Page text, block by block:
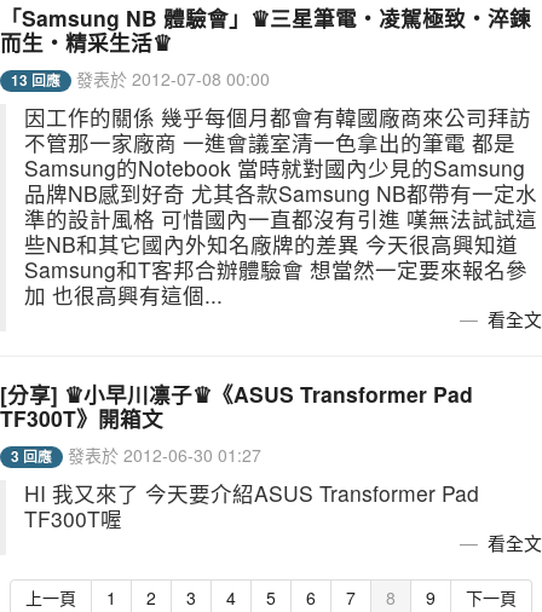
「Samsung NB 體驗會」♛三星筆電‧凌駕極致‧淬鍊
而生‧精采生活♛
13 回應 發表於 2012-07-08 00:00
因工作的關係 幾乎每個月都會有韓國廠商來公司拜訪
不管那一家廠商 一進會議室清一色拿出的筆電 都是
Samsung的Notebook 當時就對國內少見的Samsung
品牌NB感到好奇 尤其各款Samsung NB都帶有一定水
準的設計風格 可惜國內一直都沒有引進 嘆無法試試這
些NB和其它國內外知名廠牌的差異 今天很高興知道
Samsung和T客邦合辦體驗會 想當然一定要來報名參
加 也很高興有這個...
看全文
[分享] ♛小早川凛子♛《ASUS Transformer Pad
TF300T》開箱文
3 回應 發表於 2012-06-30 01:27
HI 我又來了 今天要介紹ASUS Transformer Pad
TF300T喔
看全文
上一頁 1 2 3 4 5 6 7 8 9 下一頁